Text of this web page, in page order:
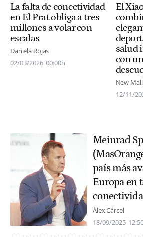
La falta de conectividad
en El Prat obliga a tres
millones a volar con
escalas
Daniela Rojas
02/03/2026 00:00h
El
salud
con
New Mall
12/11/
Meinrad
país más
Europa en
Àlex Cárcel
18/09/2025